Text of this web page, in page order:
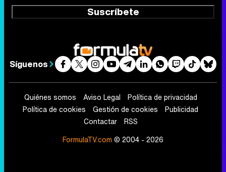
Suscríbete
Síguenos
Quiénes somos Aviso Legal
Política de privacidad
Política de cookies
Gestión de cookies
Publicidad
Contactar
RSS
FormulaTV.com © 2004 - 2026